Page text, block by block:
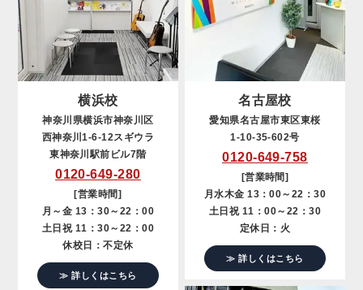
横浜校
神奈川県横浜市神奈川区
西神奈川1-6-12スギウラ
東神奈川駅前ビル7階
0120-649-280
[営業時間]
月～金 13：30～22：00
土日祝 11：30～22：00
休校日：不定休
≫ 詳しくはこちら
名古屋校
愛知県名古屋市東区東桜
1-10-35-602号
0120-649-758
[営業時間]
月水木金 13：00～22：30
土日祝 11：00～22：30
定休日：火
≫ 詳しくはこちら